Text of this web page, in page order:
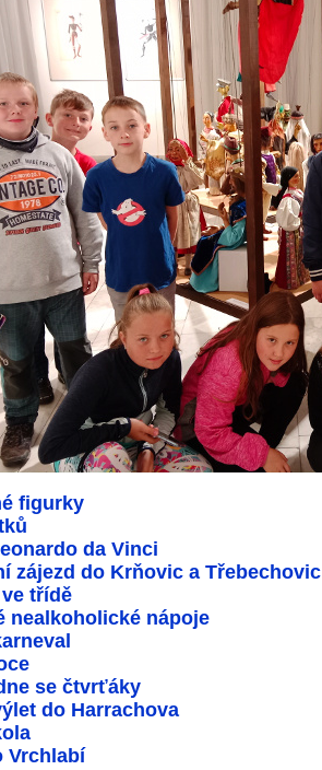
figurky
da Vinci
zájezd do Krňovic a Třebechovic
třídě
nealkoholické nápoje
se čtvrťáky
do Harrachova
Vrchlabí